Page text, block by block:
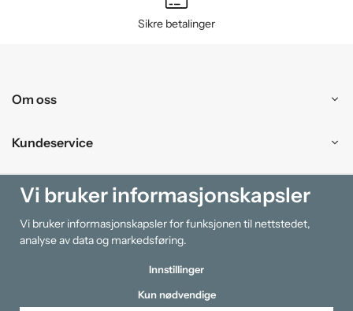
Sikre betalinger
Om oss
Kundeservice
Kjøpesenter
Information
Vi bruker informasjonskapsler
Vi bruker informasjonskapsler for funksjonen til nettstedet,
analyse av data og markedsføring.
Innstillinger
Kun nødvendige